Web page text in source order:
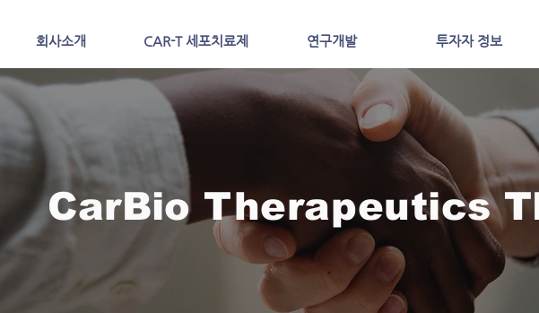
회사소개 CAR-T 세포치료제 연구개발 투자자 정보
CarBio Therapeutics